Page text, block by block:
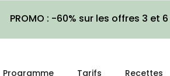
PROMO : -60% sur les offres 3 et
Programme Tarifs Recettes